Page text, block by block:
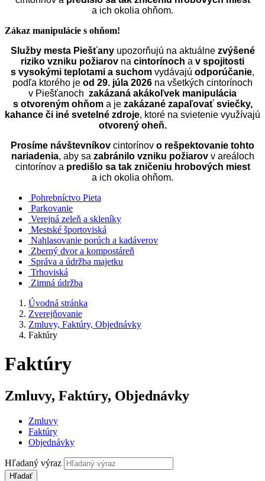
a ich okolia ohňom.
Zákaz manipulácie s ohňom!
Služby mesta Piešťanyupozorňujú na aktuálne zvýšené
riziko vzniku požiarov na cintorínoch a v spojitosti
s vysokými teplotami a suchom vydávajú odporúčanie,
podľa ktorého je od 29. júla 2026 na všetkých cintorínoch
v Piešťanoch zakázaná akákoľvek manipulácia
s otvoreným ohňoma je zakázané zapaľovať sviečky,
kahance či iné svetelné zdroje, ktoré na svietenie využívajú
otvorený oheň.
Prosíme návštevníkov cintorínov o rešpektovanie tohto
nariadenia, aby sa zabránilo vzniku požiarovv areáloch
cintorínov a predišlo sa tak zničeniu hrobových miest
a ich okolia ohňom.
Pohrebníctvo Pieta
Parkovanie
Verejná zeleň a skleníky
Mestské športoviská
Nahlasovanie porúch a kadáverov
Zberný dvor a kompostáreň
Správa a údržba majetku
Trhoviská
Zimná údržba
Úvodná stránka
Zverejňovanie
Zmluvy, Faktúry, Objednávky
Faktúry
Faktúry
Zmluvy, Faktúry, Objednávky
Zmluvy
Faktúry
Objednávky
Hľadaný výraz
Hľadať